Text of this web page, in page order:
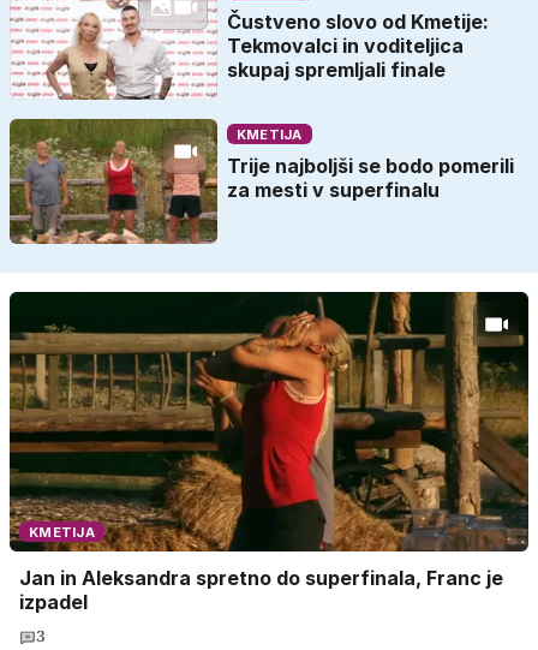
Čustveno slovo od Kmetije:
Tekmovalci in voditeljica
skupaj spremljali finale
KMETIJA
Trije najboljši se bodo pomerili
za mesti v superfinalu
KMETIJA
Jan in Aleksandra spretno do superfinala, Franc je
izpadel
3